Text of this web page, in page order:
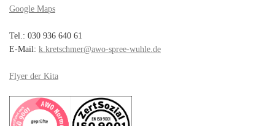
Google Maps
Tel.: 030 936 640 61
E-Mail: k.kretschmer@awo-spree-wuhle.de
Flyer der Kita